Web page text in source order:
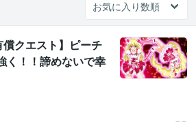
償クエスト】ピーチ
く！！諦めないで幸